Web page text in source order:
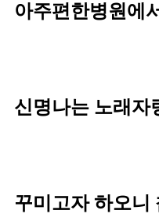
아주편한병원에
신명나는 노래자
꾸미고자 하오니